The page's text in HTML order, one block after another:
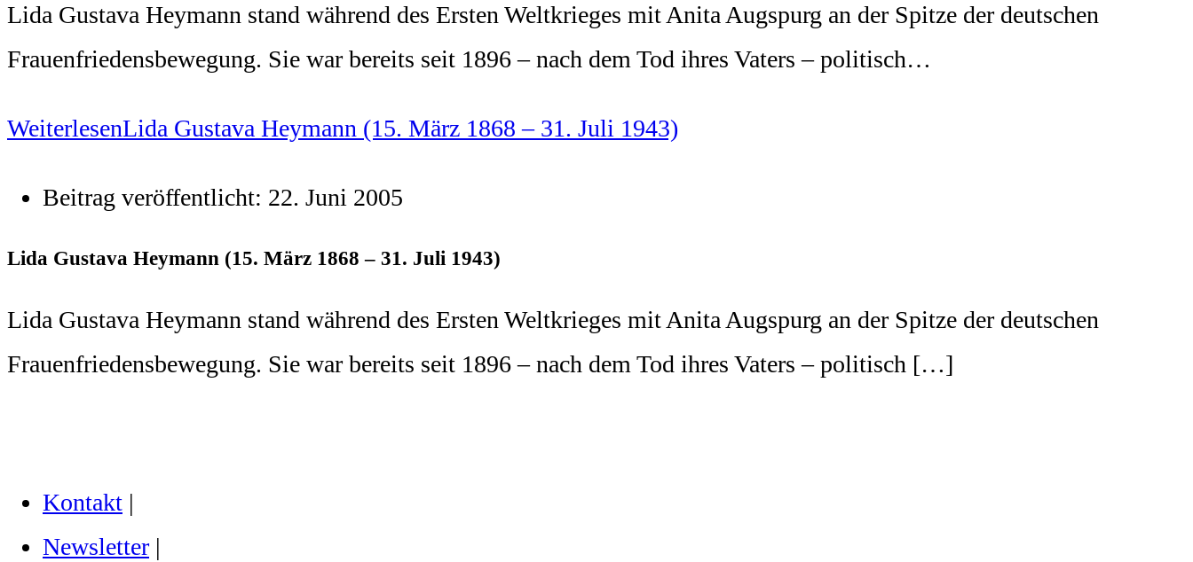
Lida Gustava Heymann stand während des Ersten Weltkrieges mit Anita Augspurg an der Spitze der deutschen
Frauenfriedensbewegung. Sie war bereits seit 1896 – nach dem Tod ihres Vaters – politisch…
WeiterlesenLida Gustava Heymann (15. März 1868 – 31. Juli 1943)
Beitrag veröffentlicht: 22. Juni 2005
Lida Gustava Heymann (15. März 1868 – 31. Juli 1943)
Lida Gustava Heymann stand während des Ersten Weltkrieges mit Anita Augspurg an der Spitze der deutschen
Frauenfriedensbewegung. Sie war bereits seit 1896 – nach dem Tod ihres Vaters – politisch […]
Kontakt |
Newsletter |